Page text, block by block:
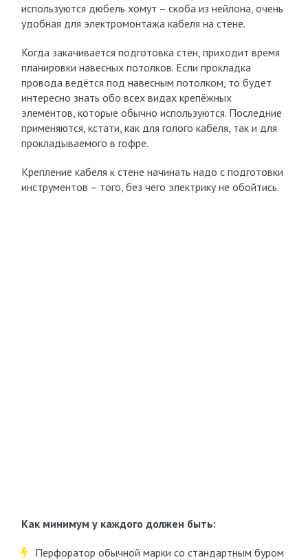
используются дюбель хомут – скоба из нейлона, очень
удобная для электромонтажа кабеля на стене.
Когда закачивается подготовка стен, приходит время
планировки навесных потолков. Если прокладка
провода ведётся под навесным потолком, то будет
интересно знать обо всех видах крепёжных
элементов, которые обычно используются. Последние
применяются, кстати, как для голого кабеля, так и для
прокладываемого в гофре.
Крепление кабеля к стене начинать надо с подготовки
инструментов – того, без чего электрику не обойтись.
Как минимум у каждого должен быть:
Перфоратор обычной марки со стандартным буром